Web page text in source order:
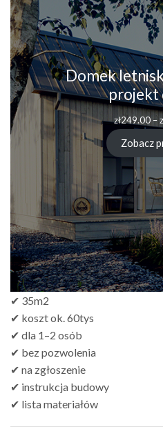
Domek
projekt
zł249.00 –
Zobacz
✔ 35m2
✔ koszt ok. 60tys
✔ dla 1–2 osób
✔ bez pozwolenia
✔ na zgłoszenie
✔ instrukcja budowy
✔ lista materiałów